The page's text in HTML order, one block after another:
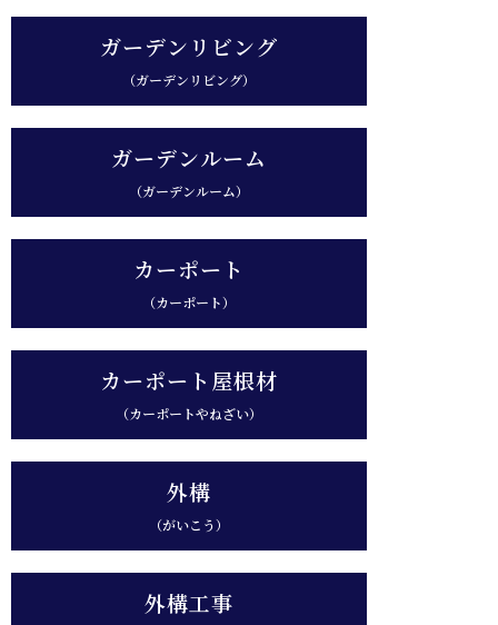
ガーデンリビング
（ガーデンリビング）
ガーデンルーム
（ガーデンルーム）
カーポート
（カーポート）
カーポート屋根材
（カーポートやねざい）
外構
（がいこう）
外構工事